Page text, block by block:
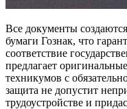
Все документы
бумаги Гознак, что
соответствие
предлагает
техникумов с
защита не допустит
трудоустройстве и